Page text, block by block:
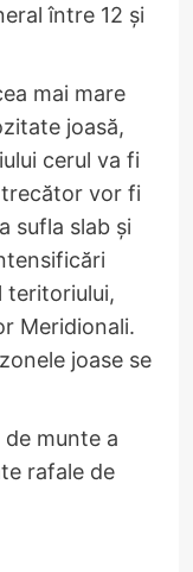
între 12 și
mai mare
joasă,
cerul va fi
vor fi
sufla slab și
teritoriului,
Meridionali.
joase se
munte a
rafale de